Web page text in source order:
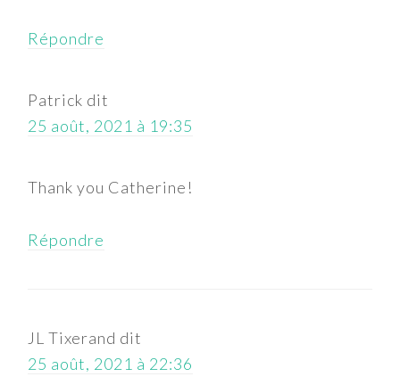
Répondre
Patrick dit
25 août, 2021 à 19:35
Thank you Catherine!
Répondre
JL Tixerand dit
25 août, 2021 à 22:36